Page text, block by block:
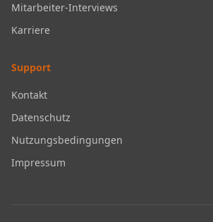
Mitarbeiter-Interviews
Karriere
Support
Kontakt
Datenschutz
Nutzungsbedingungen
Impressum